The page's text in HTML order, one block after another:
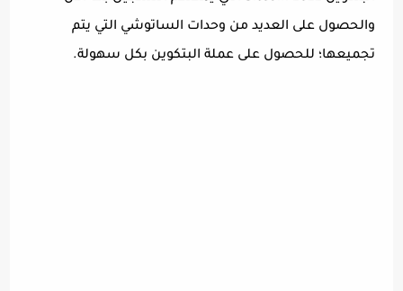
والحصول على العديد من وحدات الساتوشي التي يتم
تجميعها؛ للحصول على عملة البتكوين بكل سهولة.